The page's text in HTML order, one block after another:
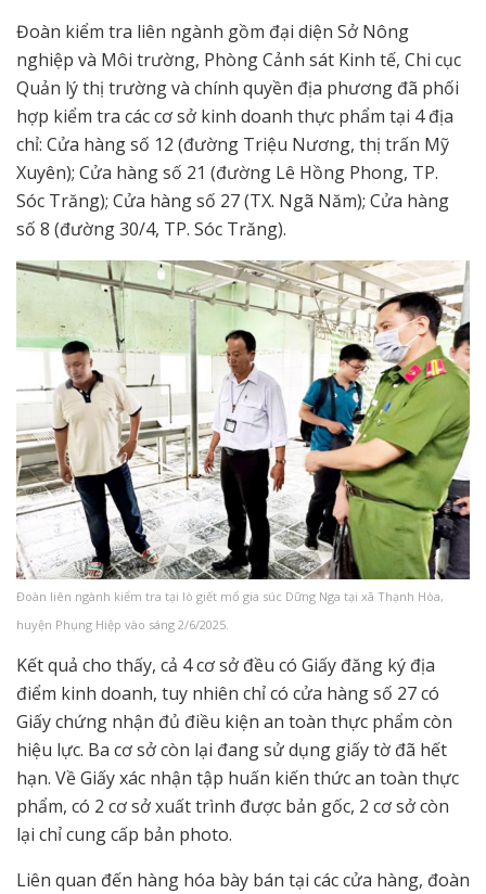
Đoàn kiểm tra liên ngành gồm đại diện Sở Nông
nghiệp và Môi trường, Phòng Cảnh sát Kinh tế, Chi cục
Quản lý thị trường và chính quyền địa phương đã phối
hợp kiểm tra các cơ sở kinh doanh thực phẩm tại 4 địa
chỉ: Cửa hàng số 12 (đường Triệu Nương, thị trấn Mỹ
Xuyên); Cửa hàng số 21 (đường Lê Hồng Phong, TP.
Sóc Trăng); Cửa hàng số 27 (TX. Ngã Năm); Cửa hàng
số 8 (đường 30/4, TP. Sóc Trăng).
Đoàn liên ngành kiểm tra tại lò giết mổ gia súc Dững Nga tại xã Thạnh Hòa,
huyện Phụng Hiệp vào sáng 2/6/2025.
Kết quả cho thấy, cả 4 cơ sở đều có Giấy đăng ký địa
điểm kinh doanh, tuy nhiên chỉ có cửa hàng số 27 có
Giấy chứng nhận đủ điều kiện an toàn thực phẩm còn
hiệu lực. Ba cơ sở còn lại đang sử dụng giấy tờ đã hết
hạn. Về Giấy xác nhận tập huấn kiến thức an toàn thực
phẩm, có 2 cơ sở xuất trình được bản gốc, 2 cơ sở còn
lại chỉ cung cấp bản photo.
Liên quan đến hàng hóa bày bán tại các cửa hàng, đoàn